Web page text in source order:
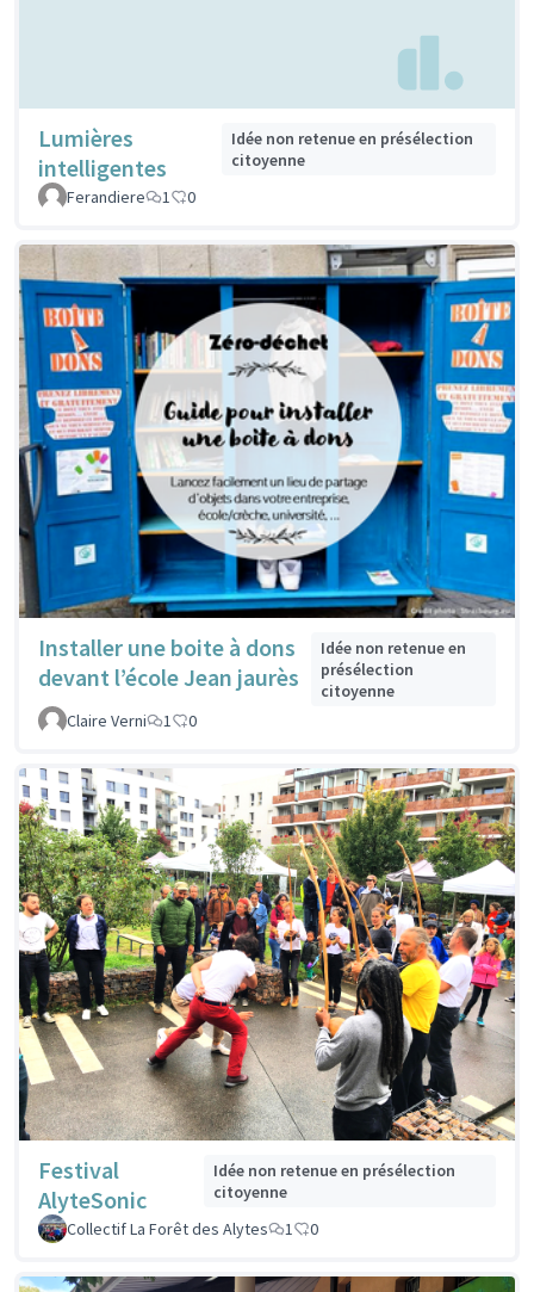
Lumières
intelligentes
Idée non retenue en présélection
citoyenne
Ferandiere
1 0
Installer une boite à dons
devant l’école Jean jaurès
Idée non retenue en
présélection
citoyenne
Claire Verni
1 0
Festival
AlyteSonic
Idée non retenue en présélection
citoyenne
Collectif La Forêt des Alytes
1 0